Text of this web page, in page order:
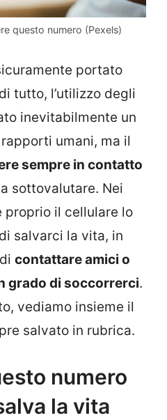
questo numero (Pexels)
portato
tutto, l’utilizzo degli
inevitabilmente un
umani, ma il
sempre in contatto
sottovalutare. Nei
proprio il cellulare lo
salvarci la vita, in
contattare amici o
grado di soccorrerci.
vediamo insieme il
salvato in rubrica.
numero
la vita